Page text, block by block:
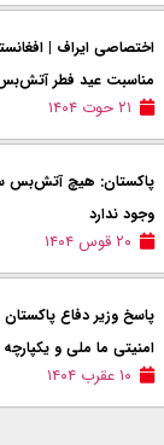
اختصاصی ایراف |
مناسبت عید فطر آتش‌بس
۲۱ حوت ۱۴۰۴
پاکستان: هیچ آتش‌بس
وجود ندارد
۲۰ قوس ۱۴۰۴
پاسخ وزیر دفاع
امنیتی ما ملی و
۱۰ عقرب ۱۴۰۴